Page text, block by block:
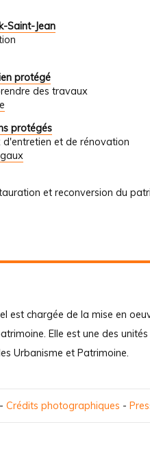
Saint-Jean
protégé
des travaux
protégés
et de rénovation
et reconversion du
est chargée de la mise en
Elle est une des
Urbanisme et Patrimoine
- Crédits photographiques -